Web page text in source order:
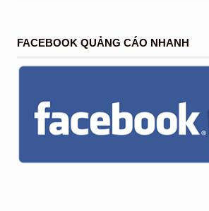
FACEBOOK QUẢNG CÁO NHANH